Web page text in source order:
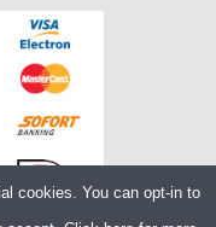
cookies. You can opt-in to